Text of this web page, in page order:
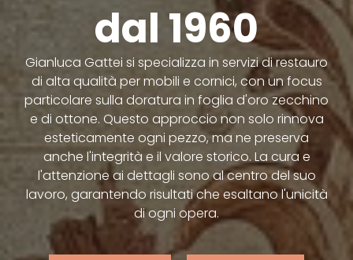
dal 1960
Gianluca Gattei si specializza in servizi di restauro
di alta qualità per mobili e cornici, con un focus
particolare sulla doratura in foglia d'oro zecchino
e di ottone. Questo approccio non solo rinnova
esteticamente ogni pezzo, ma ne preserva
anche l'integrità e il valore storico. La cura e
l'attenzione ai dettagli sono al centro del suo
lavoro, garantendo risultati che esaltano l'unicità
di ogni opera.